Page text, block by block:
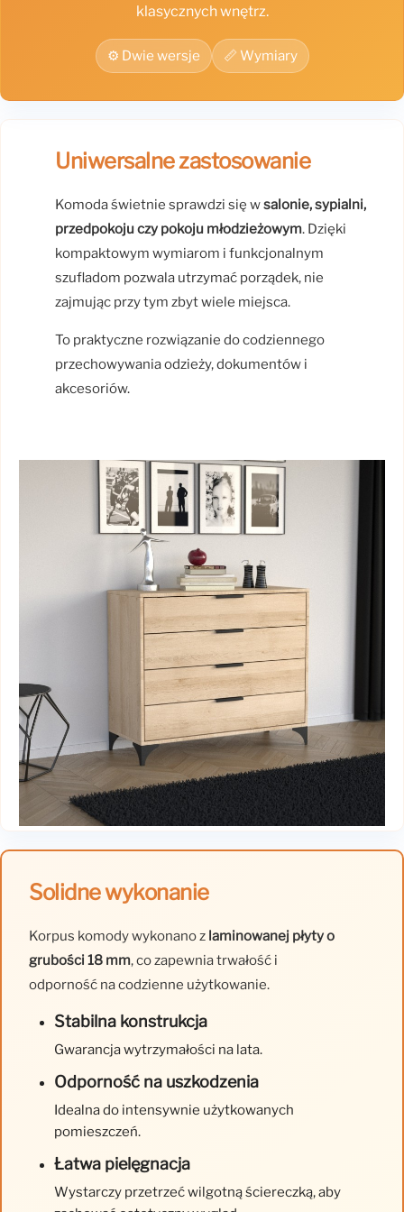
klasycznych wnętrz.
⚙️ Dwie wersje 📏 Wymiary
Uniwersalne zastosowanie
Komoda świetnie sprawdzi się wsalonie, sypialni,
przedpokoju czy pokoju młodzieżowym. Dzięki
kompaktowym wymiarom i funkcjonalnym
szufladom pozwala utrzymać porządek, nie
zajmując przy tym zbyt wiele miejsca.
To praktyczne rozwiązanie do codziennego
przechowywania odzieży, dokumentów i
akcesoriów.
Solidne wykonanie
Korpus komody wykonano z laminowanej płyty o
grubości 18 mm, co zapewnia trwałość i
odporność na codzienne użytkowanie.
Stabilna konstrukcja
Gwarancja wytrzymałości na lata.
Odporność na uszkodzenia
Idealna do intensywnie użytkowanych
pomieszczeń.
Łatwa pielęgnacja
Wystarczy przetrzeć wilgotną ściereczką, aby